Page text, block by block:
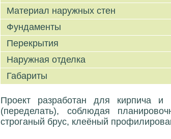
Материал наружных стен
Фундаменты
Перекрытия
Наружная отделка
Габариты
Проект разработан для кирпича и
(переделать), соблюдая
строганый брус, клеёный